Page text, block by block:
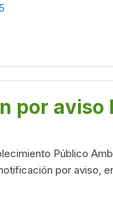
por aviso
Público
por aviso,